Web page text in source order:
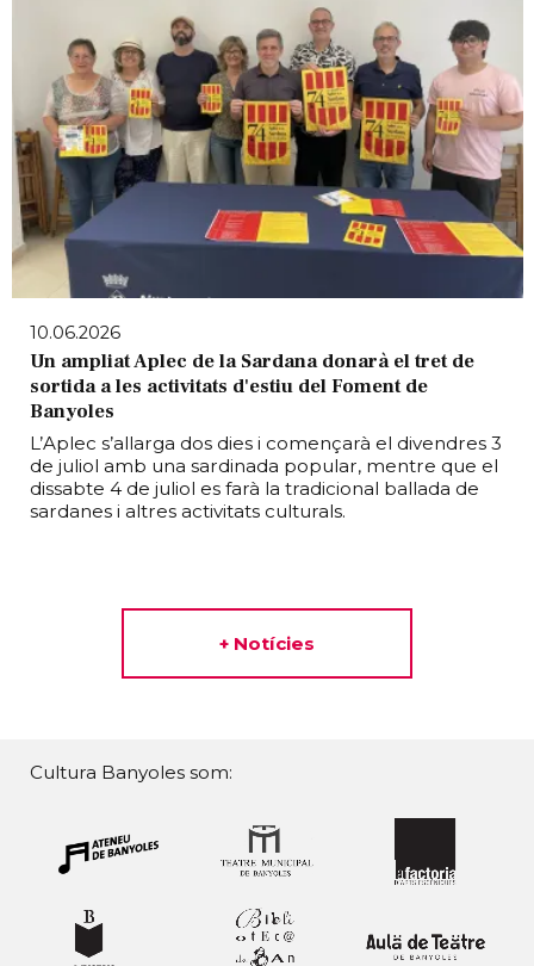
10.06.2026
Un ampliat Aplec de la Sardana donarà el tret de
sortida a les activitats d'estiu del Foment de
Banyoles
L’Aplec s’allarga dos dies i començarà el divendres 3
de juliol amb una sardinada popular, mentre que el
dissabte 4 de juliol es farà la tradicional ballada de
sardanes i altres activitats culturals.
+ Notícies
Cultura Banyoles som: